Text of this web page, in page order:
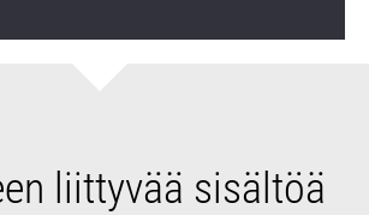
a
liittyvää sisältöä